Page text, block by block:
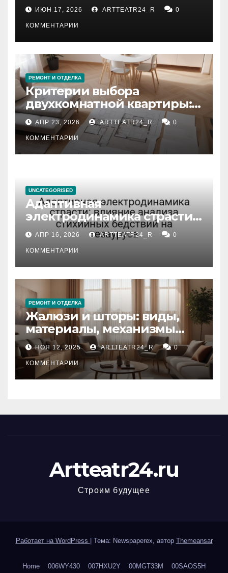
рекомендации
ИЮН 17, 2026 ARTTEATR24_R 0
КОММЕНТАРИИ
РЕМОНТ И ОТДЕЛКА
Критерии выбора
двухкомнатной квартиры:
планировка, площадь,
состояние и документация
АПР 23, 2026 ARTTEATR24_R 0
КОММЕНТАРИИ
UNCATEGORISED
Адаптивная
электродинамика страсти:
влияние анализа
стихийных бедствий на
тезауруса
АПР 16, 2026 ARTTEATR24_R 0
КОММЕНТАРИИ
РЕМОНТ И ОТДЕЛКА
Жалюзи и шторы: виды,
материалы, механизмы
управления и уход
НОЯ 12, 2025 ARTTEATR24_R 0
КОММЕНТАРИИ
Artteatr24.ru
Строим будущее
Работает на WordPress Тема: Newspaperex, автор Themeansar
Home 006WY430 007HXU2Y 00MGT33M 00SAOS5H